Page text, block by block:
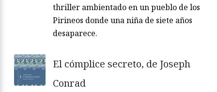
thriller ambientado en un pueblo de los
Pirineos donde una niña de siete años
desaparece.
El cómplice secreto, de Joseph
Conrad